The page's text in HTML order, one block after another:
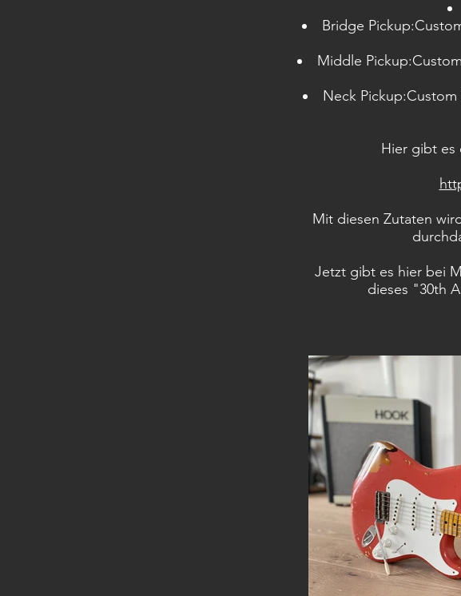
Bridge
Middle
Neck Pickup:Custom
Hier gibt es
Mit diesen Zutaten
Jetzt gibt es hier bei
dieses "30th